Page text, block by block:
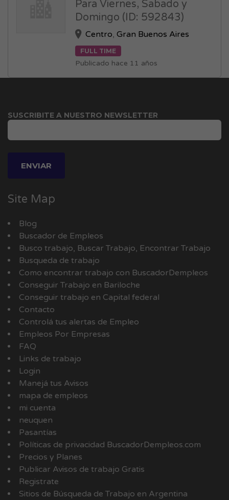
Para Viernes, Sabado y
Domingo (ID: 592843)
Centro,Gran Buenos Aires
FULL TIME
Publicado hace 11 años
SUSCRIBITE A NUESTRO NEWSLETTER
Site Map
Blog
Buscador de Empleos
Busco trabajo, Buscar Trabajo, Encontrar Trabajo
Busqueda de trabajo
Como encontrar trabajo con BuscadorDempleos
Conseguir Trabajo en Bariloche
Conseguir trabajo en Capital federal
Contacto
Controlá tus alertas de Empleo
Empleos Por Empresas
FAQ
Links de trabajo
Login
Manejá tus Avisos
mapa de empleos
mi cuenta
neuquen
Pasantías
Políticas de privacidad BuscadorDempleos.com
Precios y Planes
Publicar Avisos de trabajo Gratis
Registrate
Sitios de Búsqueda de Trabajo en Argentina